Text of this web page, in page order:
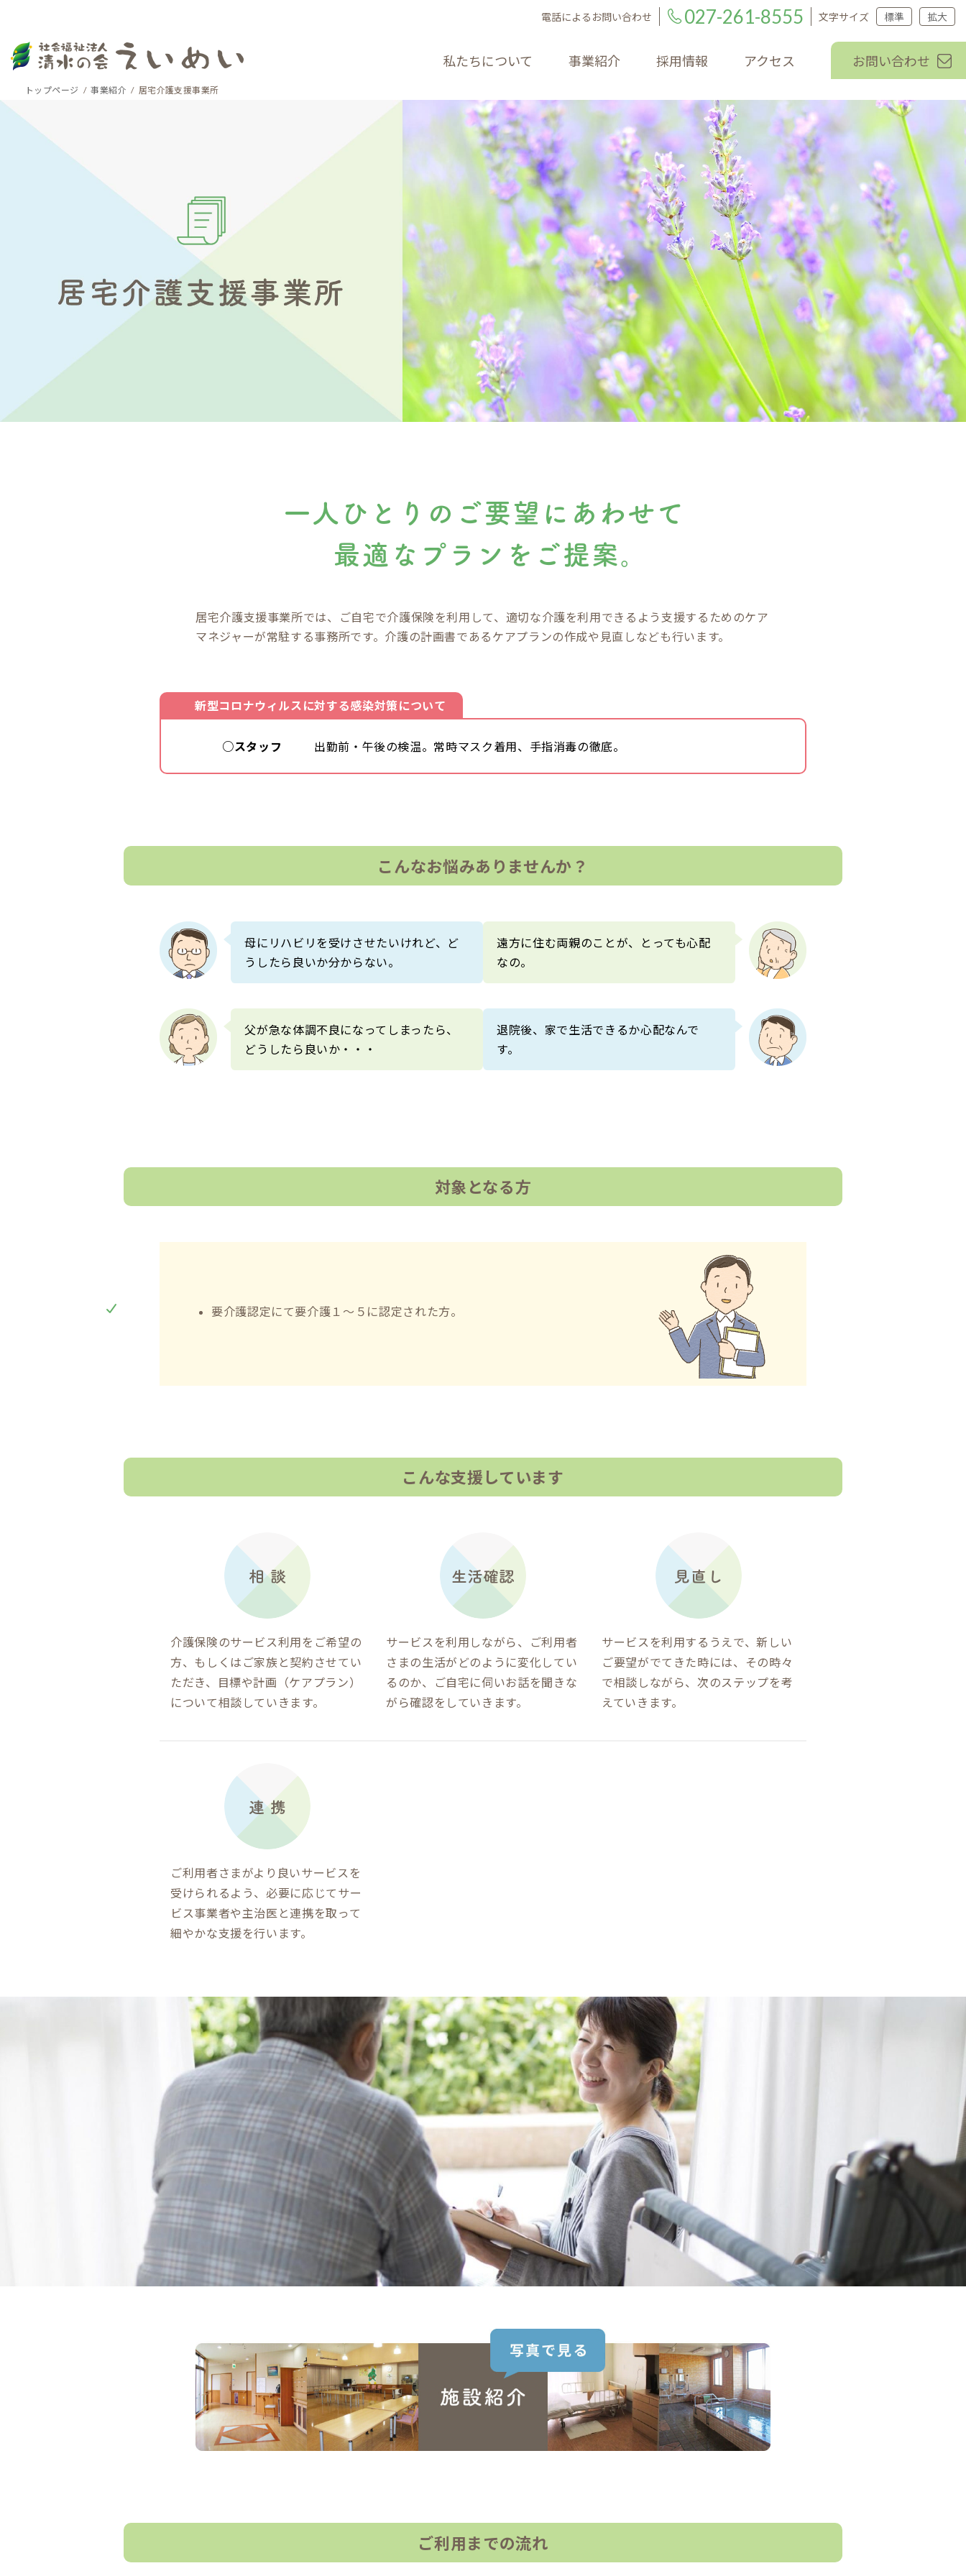
ン
ビ
私たちについて 事業紹介 採用情報 アクセス お問い合わせ
電話によるお問い合わせ 027-261-8555 文字サイズ 標準 拡大
トップページ 事業紹介 居宅介護支援事業所
居宅介護支援事業所では、ご自宅で介護保険を利用して、適切な介護を利用できるよう支援するためのケア
マネジャーが常駐する事務所です。介護の計画書であるケアプランの作成や見直しなども行います。
新型コロナウィルスに対する感染対策について
○スタッフ 出勤前・午後の検温。常時マスク着用、手指消毒の徹底。
こんなお悩みありませんか？
母にリハビリを受けさせたいけれど、ど
うしたら良いか分からない。
父が急な体調不良になってしまったら、
どうしたら良いか・・・
遠方に住む両親のことが、とっても心配
なの。
退院後、家で生活できるか心配なんで
す。
対象となる方
要介護認定にて要介護１～５に認定された方。
こんな支援しています
介護保険のサービス利用をご希望の
方、もしくはご家族と契約させてい
ただき、目標や計画（ケアプラン）
について相談していきます。
サービスを利用しながら、ご利用者
さまの生活がどのように変化してい
るのか、ご自宅に伺いお話を聞きな
がら確認をしていきます。
サービスを利用するうえで、新しい
ご要望がでてきた時には、その時々
で相談しながら、次のステップを考
えていきます。
ご利用者さまがより良いサービスを
受けられるよう、必要に応じてサー
ビス事業者や主治医と連携を取って
細やかな支援を行います。
ご利用までの流れ